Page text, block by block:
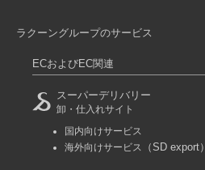
ラクーングループのサービス
ECおよびEC関連
スーパーデリバリー
卸・仕入れサイト
国内向けサービス
海外向けサービス
（SD export）